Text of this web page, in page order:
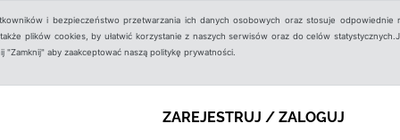
i bezpieczeństwo przetwarzania ich danych osobowych oraz stosuje odpowiednie
plików cookies, by ułatwić korzystanie z naszych serwisów oraz do celów
aby zaakceptować naszą politykę prywatności.
ZAREJESTRUJ / ZALOGUJ